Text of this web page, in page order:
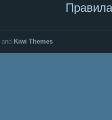
and Kiwi Themes